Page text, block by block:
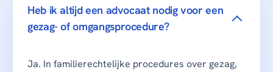
Heb ik altijd een advocaat nodig voor een
gezag- of omgangsprocedure?
Ja. In familierechtelijke procedures over gezag,